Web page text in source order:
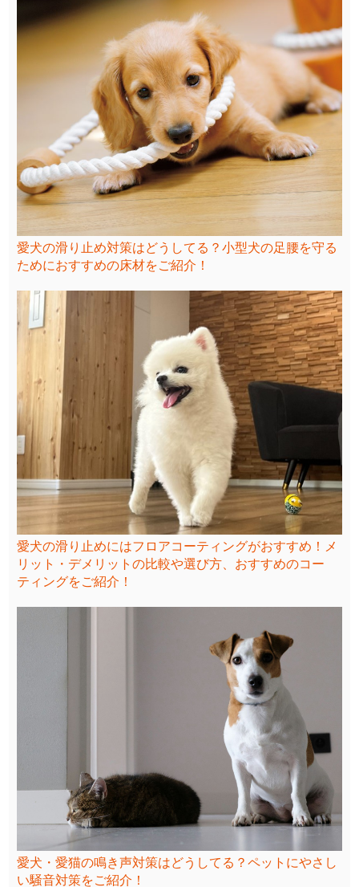
愛犬の滑り止め対策はどうしてる？小型犬の足腰を守る
ためにおすすめの床材をご紹介！
愛犬の滑り止めにはフロアコーティングがおすすめ！メ
リット・デメリットの比較や選び方、おすすめのコー
ティングをご紹介！
愛犬・愛猫の鳴き声対策はどうしてる？ペットにやさし
い騒音対策をご紹介！